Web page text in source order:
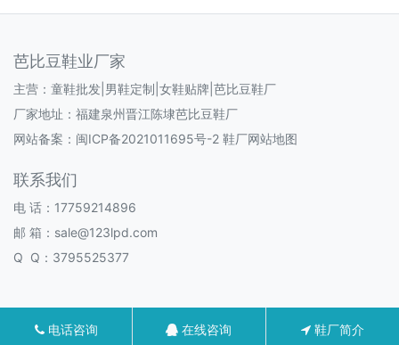
芭比豆鞋业厂家
主营：童鞋批发|男鞋定制|女鞋贴牌|芭比豆鞋厂
厂家地址：福建泉州晋江陈埭芭比豆鞋厂
网站备案： 闽ICP备2021011695号-2 鞋厂网站地图
联系我们
电 话：17759214896
邮 箱：sale@123lpd.com
Q Q：3795525377
电话咨询 在线咨询 鞋厂简介